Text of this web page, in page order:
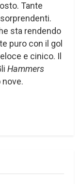
Tante
sta rendendo
puro con il gol
e cinico. Il
Hammers